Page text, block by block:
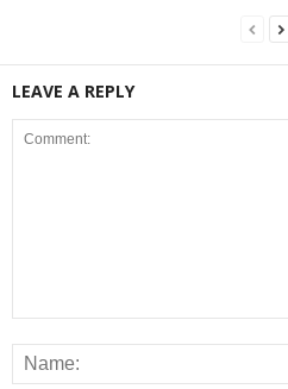
LEAVE A REPLY